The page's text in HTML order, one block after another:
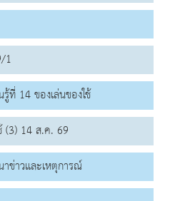
1
ที่ 14 ของเล่นของใช้
(3) 14 ส.ค. 69
ข่าวและเหตุการณ์